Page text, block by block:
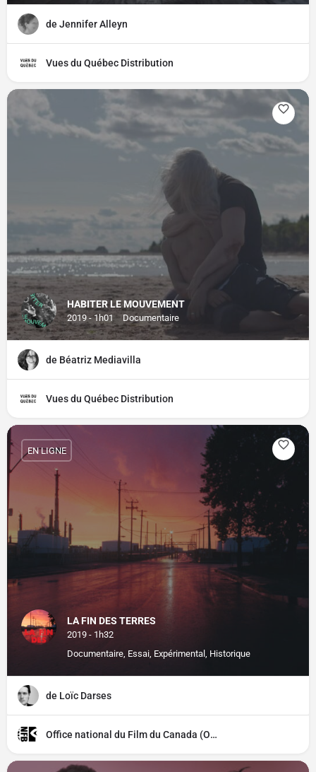
de Jennifer Alleyn
Vues du Québec Distribution
HABITER LE MOUVEMENT
2019 - 1h01 Documentaire
de Béatriz Mediavilla
Vues du Québec Distribution
LA FIN DES TERRES
2019 - 1h32
Documentaire, Essai, Expérimental, Historique
EN LIGNE
de Loïc Darses
Office national du Film du Canada (ONF)